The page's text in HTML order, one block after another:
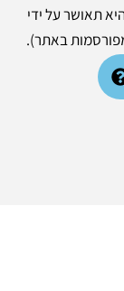
תאושר על ידי
באתר).